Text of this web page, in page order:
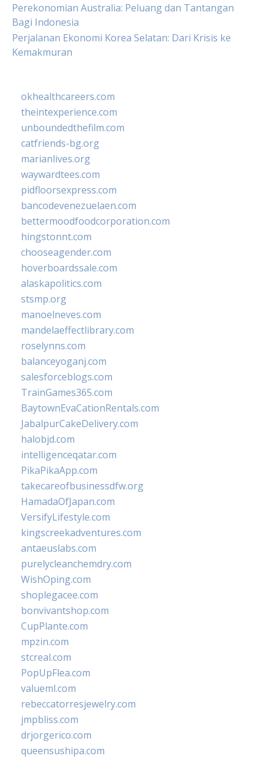
Perekonomian Australia: Peluang dan Tantangan
Bagi Indonesia
Perjalanan Ekonomi Korea Selatan: Dari Krisis ke
Kemakmuran
okhealthcareers.com
theintexperience.com
unboundedthefilm.com
catfriends-bg.org
marianlives.org
waywardtees.com
pidfloorsexpress.com
bancodevenezuelaen.com
bettermoodfoodcorporation.com
hingstonnt.com
chooseagender.com
hoverboardssale.com
alaskapolitics.com
stsmp.org
manoelneves.com
mandelaeffectlibrary.com
roselynns.com
balanceyoganj.com
salesforceblogs.com
TrainGames365.com
BaytownEvaCationRentals.com
JabalpurCakeDelivery.com
halobjd.com
intelligenceqatar.com
PikaPikaApp.com
takecareofbusinessdfw.org
HamadaOfJapan.com
VersifyLifestyle.com
kingscreekadventures.com
antaeuslabs.com
purelycleanchemdry.com
WishOping.com
shoplegacee.com
bonvivantshop.com
CupPlante.com
mpzin.com
stcreal.com
PopUpFlea.com
valueml.com
rebeccatorresjewelry.com
jmpbliss.com
drjorgerico.com
queensushipa.com